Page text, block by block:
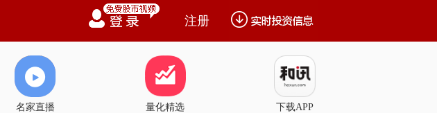
注册
名家直播 量化精选 下载APP